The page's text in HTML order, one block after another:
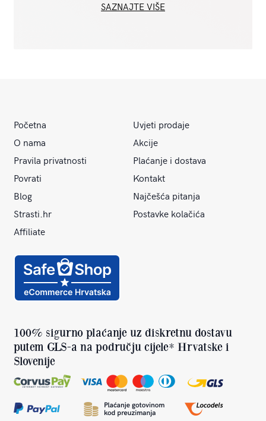
SAZNAJTE VIŠE
Početna
Uvjeti prodaje
O nama
Akcije
Pravila privatnosti
Plaćanje i dostava
Povrati
Kontakt
Blog
Najčešća pitanja
Strasti.hr
Postavke kolačića
Affiliate
100% sigurno plaćanje uz diskretnu dostavu
putem GLS-a na području cijele* Hrvatske i
Slovenije